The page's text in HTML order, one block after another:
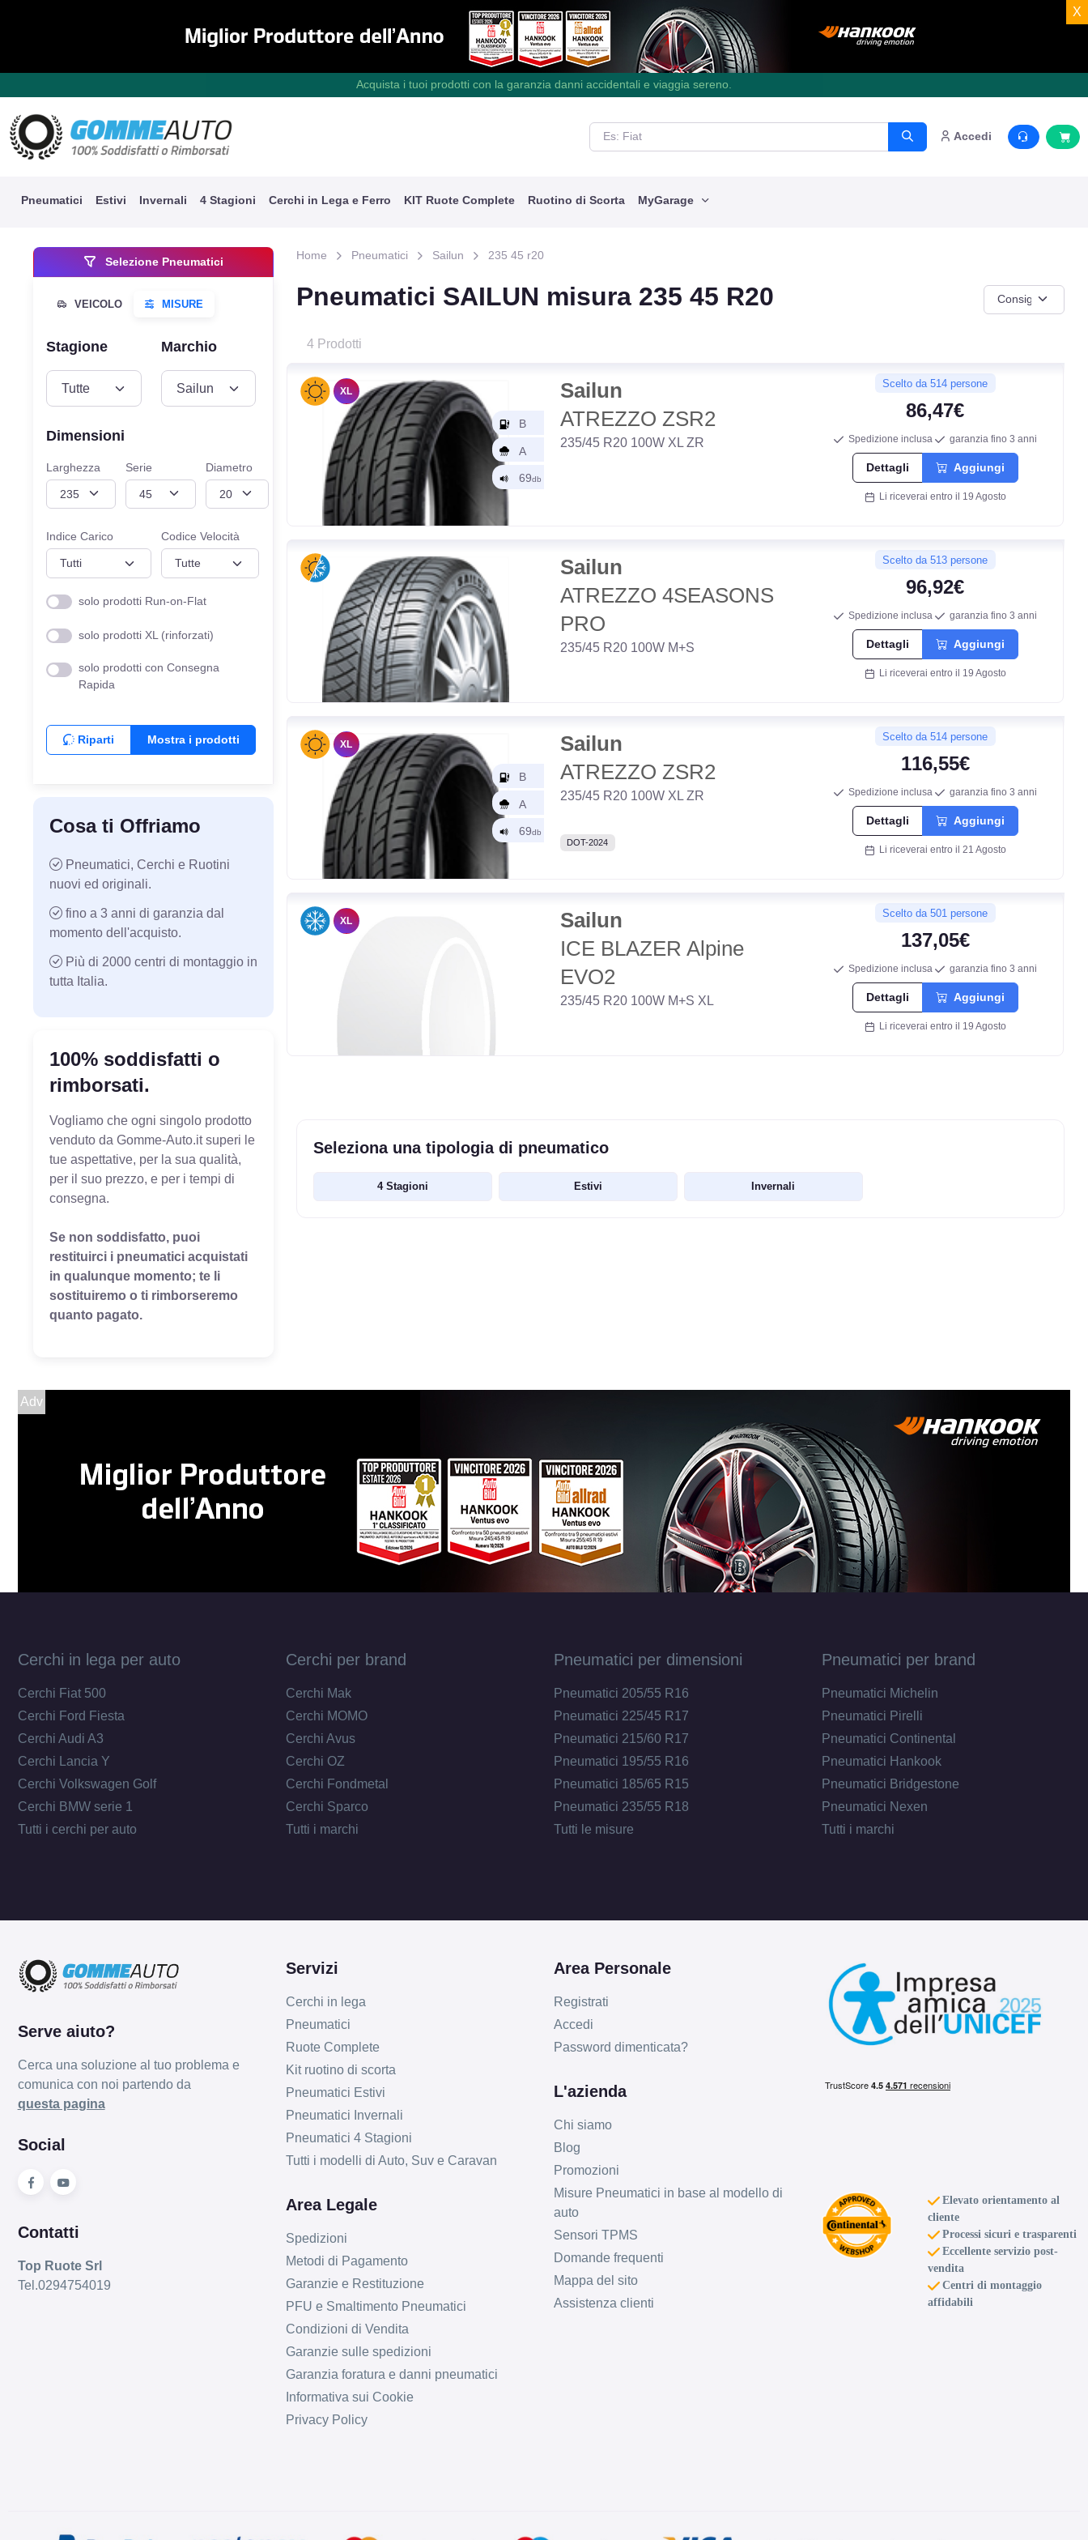
X
Acquista i tuoi prodotti con la garanzia danni accidentali e viaggia sereno.
Accedi
Pneumatici Estivi Invernali 4 Stagioni Cerchi in Lega e Ferro KIT Ruote Complete Ruotino di Scorta MyGarage
Selezione Pneumatici
MISURE
Stagione Marchio
Dimensioni
Larghezza Serie Diametro
Indice Carico Codice Velocità
solo prodotti Run-on-Flat
solo prodotti XL (rinforzati)
solo prodotti con Consegna
Rapida
Riparti Mostra i prodotti
Cosa ti Offriamo
Pneumatici, Cerchi e Ruotini
nuovi ed originali.
fino a 3 anni di garanzia dal
momento dell'acquisto.
Più di 2000 centri di montaggio in
tutta Italia.
100% soddisfatti o
rimborsati.
Vogliamo che ogni singolo prodotto
venduto da Gomme-Auto.it superi le
tue aspettative, per la sua qualità,
per il suo prezzo, e per i tempi di
consegna.
Se non soddisfatto, puoi
restituirci i pneumatici acquistati
in qualunque momento; te li
sostituiremo o ti rimborseremo
quanto pagato.
Home Pneumatici Sailun 235 45 r20
Pneumatici SAILUN misura 235 45 R20
4 Prodotti
69db
XL
Sailun
ATREZZO ZSR2
235/45 R20 100W XL ZR
Scelto da 514 persone
86,47€
Spedizione inclusa garanzia fino 3 anni
Dettagli Aggiungi
Li riceverai entro il 19 Agosto
Sailun
ATREZZO 4SEASONS
PRO
235/45 R20 100W M+S
Scelto da 513 persone
96,92€
Spedizione inclusa garanzia fino 3 anni
Dettagli Aggiungi
Li riceverai entro il 19 Agosto
69db
XL
Sailun
ATREZZO ZSR2
235/45 R20 100W XL ZR
DOT-2024
Scelto da 514 persone
116,55€
Spedizione inclusa garanzia fino 3 anni
Dettagli Aggiungi
Li riceverai entro il 21 Agosto
XL
Sailun
ICE BLAZER Alpine
EVO2
235/45 R20 100W M+S XL
Scelto da 501 persone
137,05€
Spedizione inclusa garanzia fino 3 anni
Dettagli Aggiungi
Li riceverai entro il 19 Agosto
Seleziona una tipologia di pneumatico
4 Stagioni Estivi Invernali
Adv
Cerchi in lega per auto
Cerchi Fiat 500
Cerchi Ford Fiesta
Cerchi Audi A3
Cerchi Lancia Y
Cerchi Volkswagen Golf
Cerchi BMW serie 1
Tutti i cerchi per auto
Cerchi per brand
Cerchi Mak
Cerchi MOMO
Cerchi Avus
Cerchi OZ
Cerchi Fondmetal
Cerchi Sparco
Tutti i marchi
Pneumatici per dimensioni
Pneumatici 205/55 R16
Pneumatici 225/45 R17
Pneumatici 215/60 R17
Pneumatici 195/55 R16
Pneumatici 185/65 R15
Pneumatici 235/55 R18
Tutti le misure
Pneumatici per brand
Pneumatici Michelin
Pneumatici Pirelli
Pneumatici Continental
Pneumatici Hankook
Pneumatici Bridgestone
Pneumatici Nexen
Tutti i marchi
Serve aiuto?
Cerca una soluzione al tuo problema e
comunica con noi partendo da
questa pagina
Social
Contatti
Top Ruote Srl
Tel.0294754019
Servizi
Cerchi in lega
Pneumatici
Ruote Complete
Kit ruotino di scorta
Pneumatici Estivi
Pneumatici Invernali
Pneumatici 4 Stagioni
Tutti i modelli di Auto, Suv e Caravan
Area Legale
Spedizioni
Metodi di Pagamento
Garanzie e Restituzione
PFU e Smaltimento Pneumatici
Condizioni di Vendita
Garanzie sulle spedizioni
Garanzia foratura e danni pneumatici
Informativa sui Cookie
Privacy Policy
Area Personale
Registrati
Accedi
Password dimenticata?
L'azienda
Chi siamo
Blog
Promozioni
Misure Pneumatici in base al modello di
auto
Sensori TPMS
Domande frequenti
Mappa del sito
Assistenza clienti
Elevato orientamento al
cliente
Processi sicuri e trasparenti
Eccellente servizio post-
vendita
Centri di montaggio
affidabili